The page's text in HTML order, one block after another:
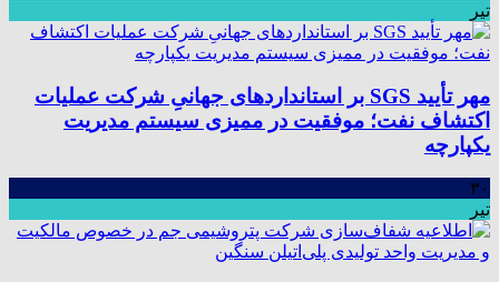
تیر
مهر تأیید SGS بر استانداردهای جهانیِ شرکت عملیات
اکتشاف نفت؛ موفقیت در ممیزی سیستم مدیریت
یکپارچه
۳۰
تیر